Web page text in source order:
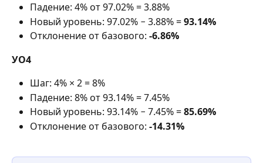
Падение: 4% от 97.02% = 3.88%
Новый уровень: 97.02% − 3.88% = 93.14%
Отклонение от базового: -6.86%
УО4
Шаг: 4% × 2 = 8%
Падение: 8% от 93.14% = 7.45%
Новый уровень: 93.14% − 7.45% = 85.69%
Отклонение от базового: -14.31%